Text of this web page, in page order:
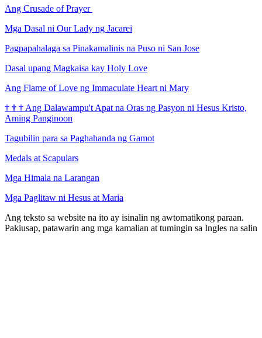
Ang Crusade of Prayer
Mga Dasal ni Our Lady ng Jacarei
Pagpapahalaga sa Pinakamalinis na Puso ni San Jose
Dasal upang Magkaisa kay Holy Love
Ang Flame of Love ng Immaculate Heart ni Mary
† † † Ang Dalawampu't Apat na Oras ng Pasyon ni Hesus Kristo,
Aming Panginoon
Tagubilin para sa Paghahanda ng Gamot
Medals at Scapulars
Mga Himala na Larangan
Mga Paglitaw ni Hesus at Maria
Ang teksto sa website na ito ay isinalin ng awtomatikong paraan.
Pakiusap, patawarin ang mga kamalian at tumingin sa Ingles na salin